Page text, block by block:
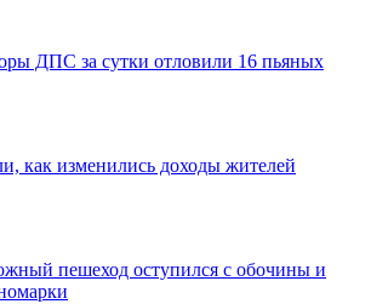
ДПС за сутки отловили 16 пьяных
как изменились доходы жителей
пешеход оступился с обочины и